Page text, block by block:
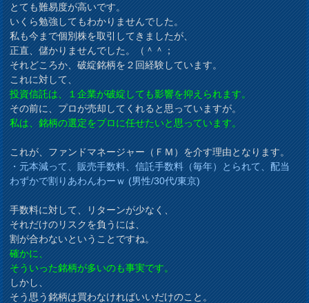
とても難易度が高いです。
いくら勉強してもわかりませんでした。
私も今まで個別株を取引してきましたが、
正直、儲かりませんでした。（＾＾；
それどころか、破綻銘柄を２回経験しています。
これに対して、
投資信託は、１企業が破綻しても影響を抑えられます。
その前に、プロが売却してくれると思っていますが。
私は、銘柄の選定をプロに任せたいと思っています。
これが、ファンドマネージャー（ＦＭ）を介す理由となります。
・元本減って、販売手数料、信託手数料（毎年）とられて、配当
わずかで割りあわんわーｗ (男性/30代/東京)
手数料に対して、リターンが少なく、
それだけのリスクを負うには、
割が合わないということですね。
確かに、
そういった銘柄が多いのも事実です。
しかし、
そう思う銘柄は買わなければいいだけのこと。